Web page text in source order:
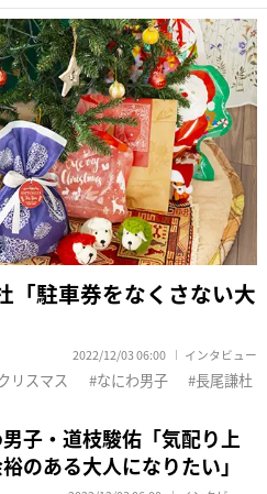
「駐車券をなくさない大
2022/12/03 06:00 インタビュー
リスマス なにわ男子 長尾謙杜
子・道枝駿佑「気配り上
のある大人になりたい」